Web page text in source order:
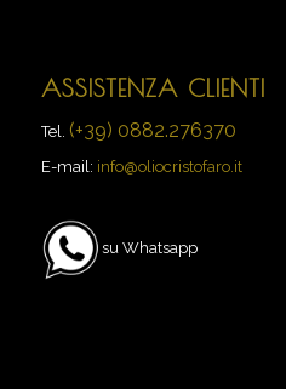
ASSISTENZA CLIENTI
Tel. (+39) 0882.276370
E-mail: info@oliocristofaro.it
su Whatsapp